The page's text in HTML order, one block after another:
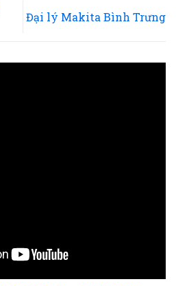
Đại lý Makita Bình Trưng